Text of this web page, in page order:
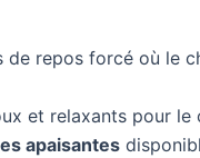
de repos forcé où le
et relaxants pour le
apaisantes